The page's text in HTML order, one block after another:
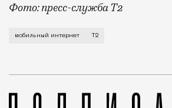
Фото: пресс-служба Т2
Мобильный оператор Т2
мобильный интернет Т2